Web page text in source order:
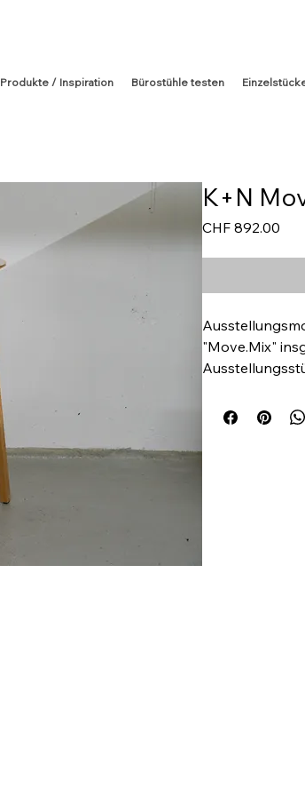
Produkte / Inspiration Bürostühle testen
K+N
CHF 892.00
"Move.Mix"
und Lieferung